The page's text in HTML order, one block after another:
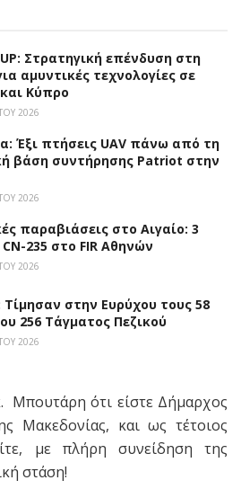
Στρατηγική επένδυση στη
αμυντικές τεχνολογίες σε
Κύπρο
2026
Έξι πτήσεις UAV πάνω από τη
βάση συντήρησης Patriot στην
2026
παραβιάσεις στο Αιγαίο: 3
CN-235 στο FIR Αθηνών
2026
στην Ευρύχου τους 58
256 Τάγματος Πεζικού
2026
Μπουτάρη ότι είστε Δήμαρχος
Μακεδονίας, και ως τέτοιος
με πλήρη συνείδηση της
στάση!